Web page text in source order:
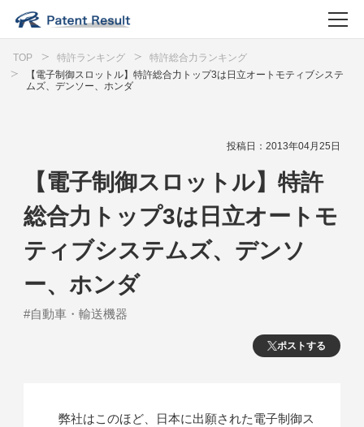
TOP 特許ランキング
特許総合力ランキング
【電子制御スロットル】特許総合力トップ3は日立オートモティブシステ
ムズ、デンソー、ホンダ
投稿日：2013年04月25日
ポストする
【電子制御スロットル】特許
総合力トップ3は日立オートモ
ティブシステムズ、デンソ
ー、ホンダ
#自動車・輸送機器
弊社はこのほど、日本に出願された電子制御ス